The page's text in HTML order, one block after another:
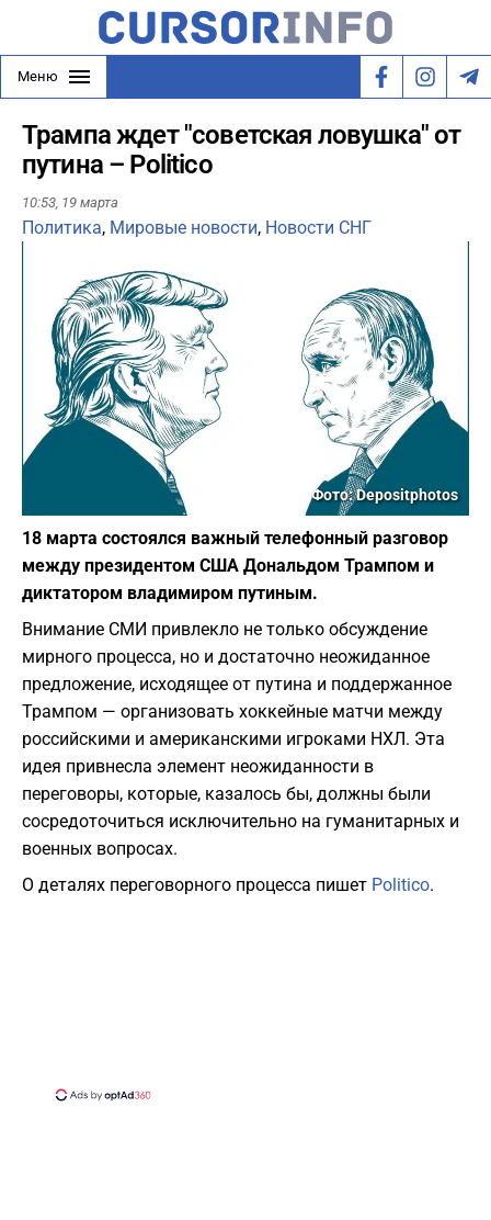
Меню
Трампа ждет "советская ловушка" от
путина – Politico
10:53, 19 марта
Политика, Мировые новости, Новости СНГ
Фото: Depositphotos
18 марта состоялся важный телефонный разговор
между президентом США Дональдом Трампом и
диктатором владимиром путиным.
Внимание СМИ привлекло не только обсуждение
мирного процесса, но и достаточно неожиданное
предложение, исходящее от путина и поддержанное
Трампом — организовать хоккейные матчи между
российскими и американскими игроками НХЛ. Эта
идея привнесла элемент неожиданности в
переговоры, которые, казалось бы, должны были
сосредоточиться исключительно на гуманитарных и
военных вопросах.
О деталях переговорного процесса пишет Politico.